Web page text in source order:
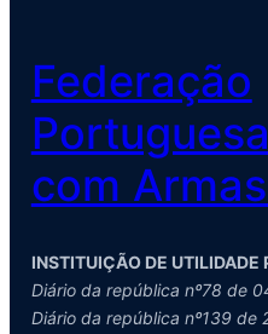
Federação
com
INSTITUIÇÃO DE UTILIDADE
Diário da república nº78 de
Diário da república nº139 de